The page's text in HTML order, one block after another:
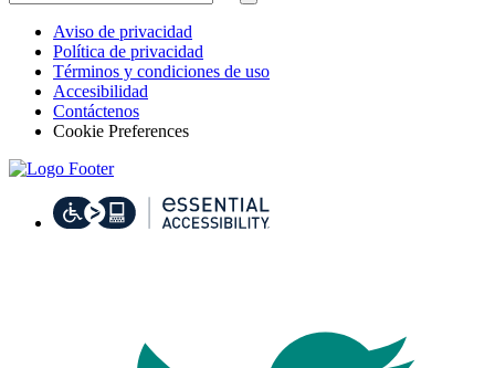
por
Buscar
Aviso de privacidad
Política de privacidad
Términos y condiciones de uso
Accesibilidad
Contáctenos
Cookie Preferences